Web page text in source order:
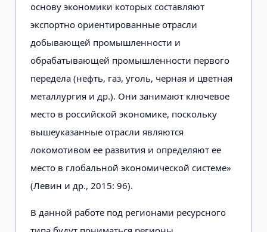
основу экономики которых составляют
экспортно ориентированные отрасли
добывающей промышленности и
обрабатывающей промышленности первого
передела (нефть, газ, уголь, черная и цветная
металлургия и др.). Они занимают ключевое
место в российской экономике, поскольку
вышеуказанные отрасли являются
локомотивом ее развития и определяют ее
место в глобальной экономической системе»
(Левин и др., 2015: 96).
В данной работе под регионами ресурсного